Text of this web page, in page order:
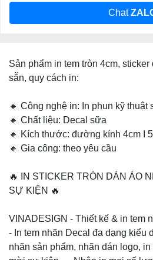
Chat
Sản phẩm in tem tròn 4cm,
sẵn, quy cách in:
🔸 Công nghệ in: In phun kỹ thuật
🔸 Chất liệu: Decal sữa
🔸 Kích thước: đường kính 4cm I
🔸 Gia công: theo yêu cầu
🔥 IN STICKER TRÒN DÁN ÁO
SỰ KIỆN 🔥
VINADESIGN - Thiết kế & in tem
- In tem nhãn Decal đa dạng kiểu
nhãn sản phẩm, nhãn dán logo,